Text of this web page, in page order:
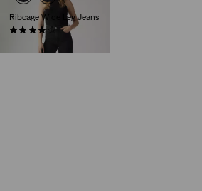
Ribcage Wide Leg Jeans
(1247)
130,00 €